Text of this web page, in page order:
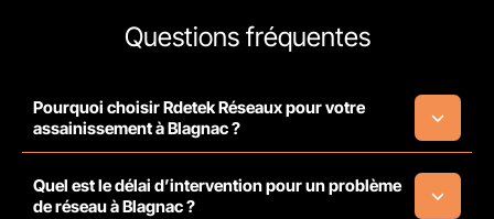
Questions fréquentes
Pourquoi choisir Rdetek Réseaux pour votre
assainissement à Blagnac ?
Quel est le délai d’intervention pour un problème
de réseau à Blagnac ?